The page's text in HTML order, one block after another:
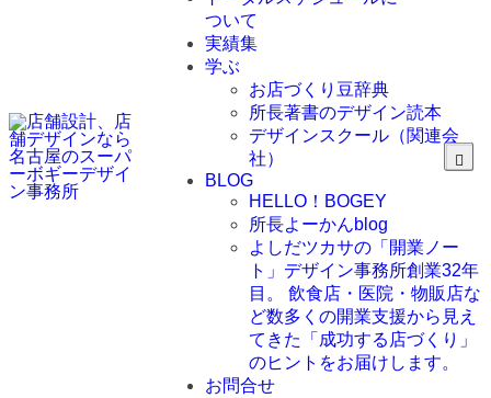
ついて
実績集
学ぶ
お店づくり豆辞典
所長著書のデザイン読本
デザインスクール（関連会
社）
BLOG
HELLO！BOGEY
所長よーかんblog
よしだツカサの「開業ノー
ト」 デザイン事務所創業32年
目。 飲食店・医院・物販店な
ど数多くの開業支援から見え
てきた「成功する店づくり」
のヒントをお届けします。
お問合せ